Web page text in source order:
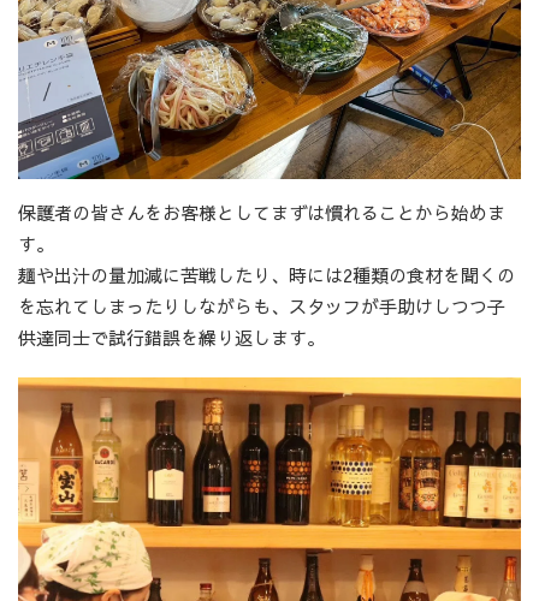
保護者の皆さんをお客様としてまずは慣れることから始めま
す。
麺や出汁の量加減に苦戦したり、時には2種類の食材を聞くの
を忘れてしまったりしながらも、スタッフが手助けしつつ子
供達同士で試行錯誤を繰り返します。